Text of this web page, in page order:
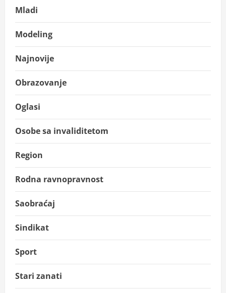
Mladi
Modeling
Najnovije
Obrazovanje
Oglasi
Osobe sa invaliditetom
Region
Rodna ravnopravnost
Saobraćaj
Sindikat
Sport
Stari zanati